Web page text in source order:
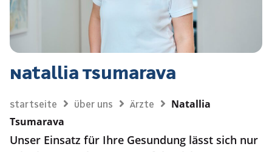
Natallia Tsumarava
Startseite Über uns Ärzte
Natallia
Tsumarava
Unser Einsatz für Ihre Gesundung lässt sich nur